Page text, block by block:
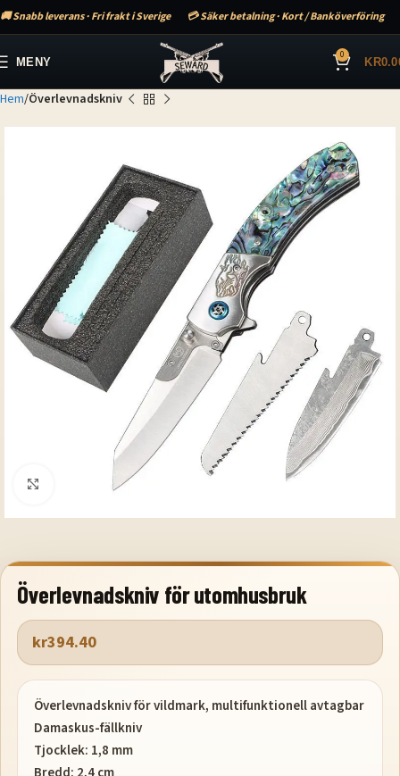
🚚 Snabb leverans · Fri frakt i Sverige 💳 Säker betalning · Kort / Banköverföring
MENY 0 KR
Hem Överlevnadskniv
Klicka för att förstora
Överlevnadskniv för utomhusbruk
kr394.40
Överlevnadskniv för vildmark, multifunktionell avtagbar
Damaskus-fällkniv
Tjocklek: 1,8 mm